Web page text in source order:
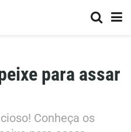
para assar
Conheça os